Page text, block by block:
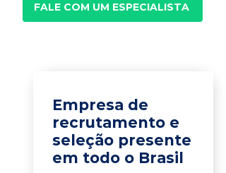
FALE COM UM ESPECIALISTA
Empresa de
recrutamento e
seleção presente
em todo o Brasil